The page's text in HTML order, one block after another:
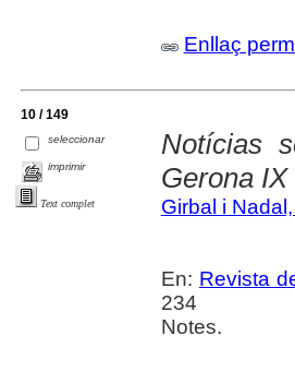
Enllaç
10 / 149
seleccionar
imprimir
Text complet
Notícias
Gerona
Girbal i
En: Revista
234
Notes.